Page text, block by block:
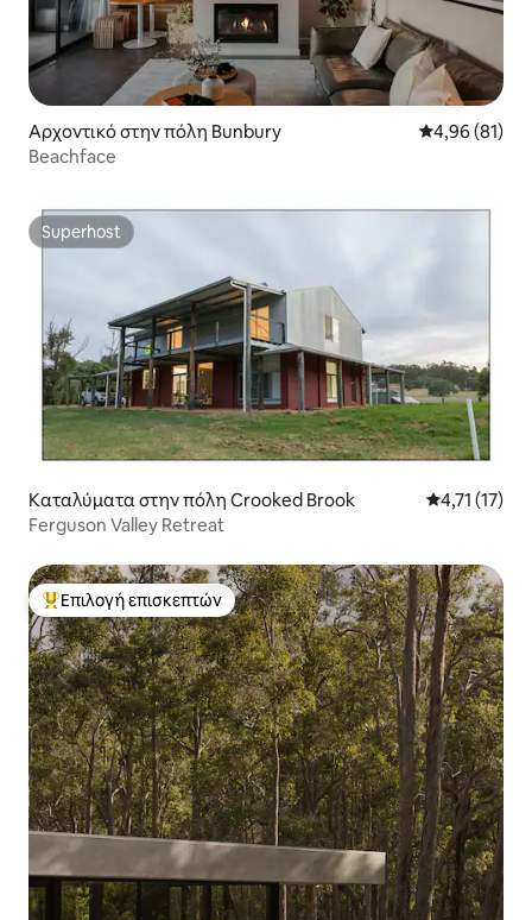
Αρχοντικό στην πόλη Bunbury Μέση
4,96 (81)
Beachface
Superhost
Superhost
Καταλύματα στην πόλη Crooked Brook Μέση
4,71 (17)
Ferguson Valley Retreat
Κορυφαία επιλογή επισκεπτών
Επιλογή επισκεπτών